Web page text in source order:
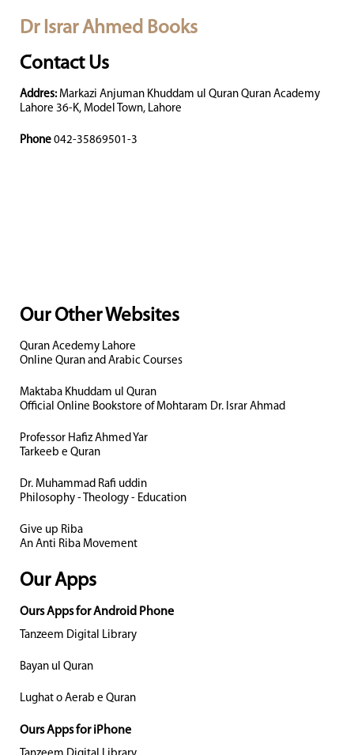
Dr Israr Ahmed Books
Contact Us
Addres: Markazi Anjuman Khuddam ul Quran Quran Academy
Lahore 36-K, Model Town, Lahore
Phone 042-35869501-3
Our Other Websites
Quran Acedemy Lahore
Online Quran and Arabic Courses
Maktaba Khuddam ul Quran
Official Online Bookstore of Mohtaram Dr. Israr Ahmad
Professor Hafiz Ahmed Yar
Tarkeeb e Quran
Dr. Muhammad Rafi uddin
Philosophy - Theology - Education
Give up Riba
An Anti Riba Movement
Our Apps
Ours Apps for Android Phone
Tanzeem Digital Library
Bayan ul Quran
Lughat o Aerab e Quran
Ours Apps for iPhone